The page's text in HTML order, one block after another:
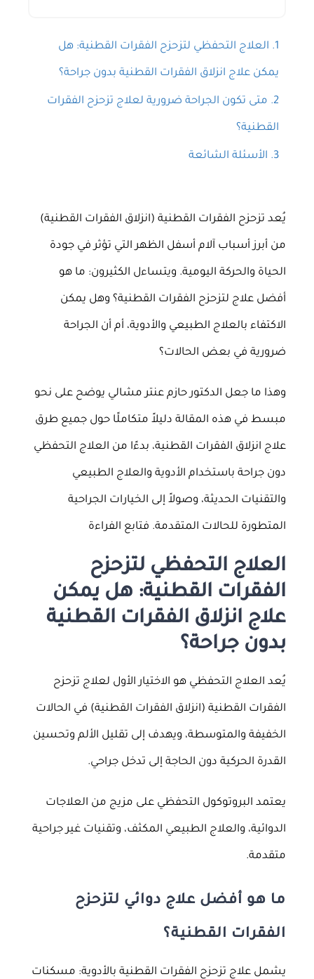
العلاج التحفظي لتزحزح الفقرات القطنية: هل
يمكن علاج انزلاق الفقرات القطنية بدون جراحة؟
متى تكون الجراحة ضرورية لعلاج تزحزح الفقرات
القطنية؟
الأسئلة الشائعة
يُعد تزحزح الفقرات القطنية (انزلاق الفقرات القطنية)
من أبرز أسباب آلام أسفل الظهر التي تؤثر في جودة
الحياة والحركة اليومية. ويتساءل الكثيرون: ما هو
أفضل علاج لتزحزح الفقرات القطنية؟ وهل يمكن
الاكتفاء بالعلاج الطبيعي والأدوية، أم أن الجراحة
ضرورية في بعض الحالات؟
وهذا ما جعل الدكتور حازم عنتر مشالي يوضح على نحو
مبسط في هذه المقالة دليلاً متكاملًا حول جميع طرق
علاج انزلاق الفقرات القطنية، بدءًا من العلاج التحفظي
دون جراحة باستخدام الأدوية والعلاج الطبيعي
والتقنيات الحديثة، وصولاً إلى الخيارات الجراحية
المتطورة للحالات المتقدمة. فتابع الفراءة
العلاج التحفظي لتزحزح
الفقرات القطنية: هل يمكن
علاج انزلاق الفقرات القطنية
بدون جراحة؟
يُعد العلاج التحفظي هو الاختيار الأول لعلاج تزحزح
الفقرات القطنية (انزلاق الفقرات القطنية) في الحالات
الخفيفة والمتوسطة، ويهدف إلى تقليل الألم وتحسين
القدرة الحركية دون الحاجة إلى تدخل جراحي.
يعتمد البروتوكول التحفظي على مزيج من العلاجات
الدوائية، والعلاج الطبيعي المكثف، وتقنيات غير جراحية
متقدمة.
ما هو أفضل علاج دوائي لتزحزح
الفقرات القطنية؟
يشمل علاج تزحزح الفقرات القطنية بالأدوية: مسكنات